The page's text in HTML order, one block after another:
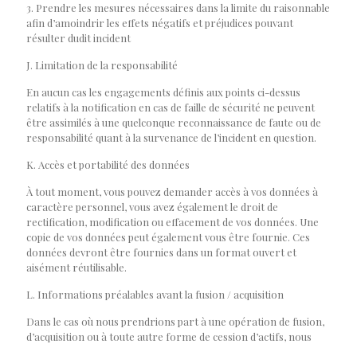
3. Prendre les mesures nécessaires dans la limite du raisonnable
afin d’amoindrir les effets négatifs et préjudices pouvant
résulter dudit incident
J. Limitation de la responsabilité
En aucun cas les engagements définis aux points ci-dessus
relatifs à la notification en cas de faille de sécurité ne peuvent
être assimilés à une quelconque reconnaissance de faute ou de
responsabilité quant à la survenance de l’incident en question.
K. Accès et portabilité des données
À tout moment, vous pouvez demander accès à vos données à
caractère personnel, vous avez également le droit de
rectification, modification ou effacement de vos données. Une
copie de vos données peut également vous être fournie. Ces
données devront être fournies dans un format ouvert et
aisément réutilisable.
L. Informations préalables avant la fusion / acquisition
Dans le cas où nous prendrions part à une opération de fusion,
d’acquisition ou à toute autre forme de cession d’actifs, nous